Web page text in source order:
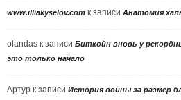
www.illiakyselov.com к записи Анатомия
olandas к записи Биткойн вновь у
это только начало
Артур к записи История войны за размер